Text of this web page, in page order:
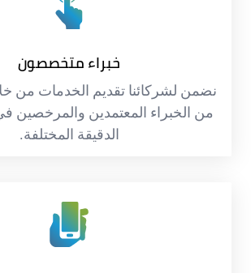
خبراء متخصصون
نضمن لشركائنا تقديم الخدمات من
من الخبراء المعتمدين والمرخصين
الدقيقة المختلفة.